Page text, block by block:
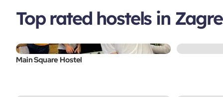
Top rated hostels in
Main Square Hostel